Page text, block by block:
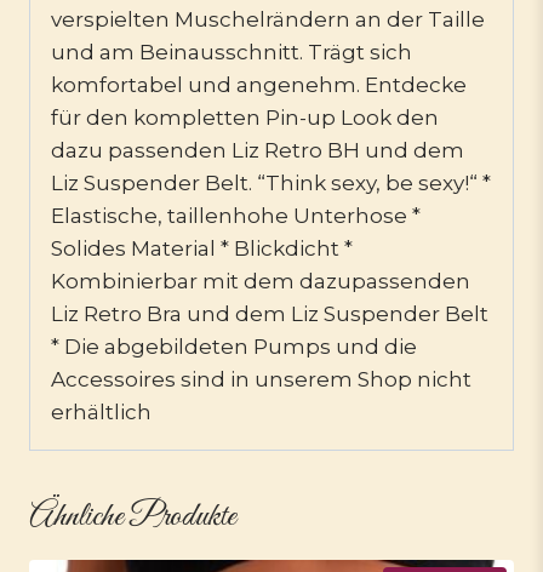
verspielten Muschelrändern an der Taille
und am Beinausschnitt. Trägt sich
komfortabel und angenehm. Entdecke
für den kompletten Pin-up Look den
dazu passenden Liz Retro BH und dem
Liz Suspender Belt. “Think sexy, be sexy!“ *
Elastische, taillenhohe Unterhose *
Solides Material * Blickdicht *
Kombinierbar mit dem dazupassenden
Liz Retro Bra und dem Liz Suspender Belt
* Die abgebildeten Pumps und die
Accessoires sind in unserem Shop nicht
erhältlich
Ähnliche Produkte